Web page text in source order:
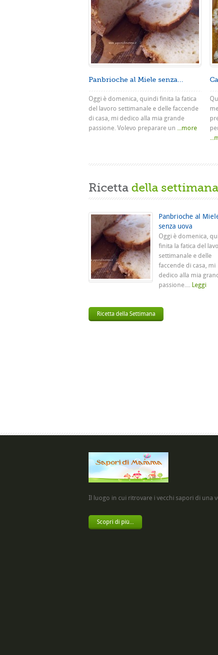
Panbrioche al Miele senza...
Oggi è domenica, quindi finita la fatica
del lavoro settimanale e delle faccende
di casa, mi dedico alla mia grande
passione. Volevo preparare un ...more
Ricetta della settimana
Panbrioche al
senza uova
Oggi è domenica,
finita la fatica del
settimanale e delle
faccende di casa, mi
dedico alla mia
passione.... Leggi
Ricetta della Settimana
Il luogo in cui ritrovare i vecchi sapori di una
Scopri di più...